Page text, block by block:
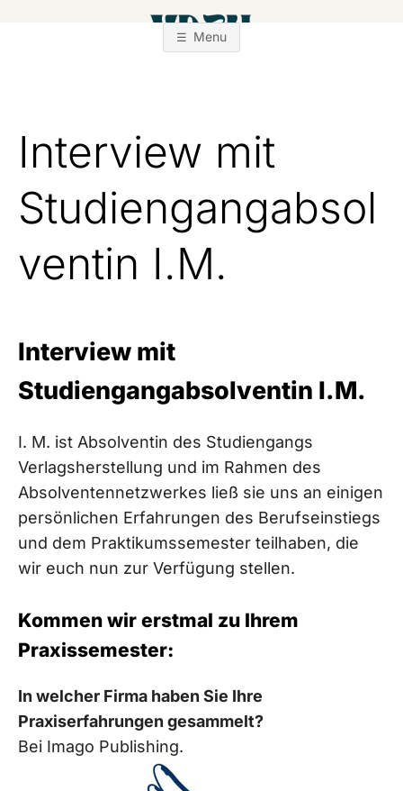
Menu
Interview mit
Studiengangabsol
ventin I.M.
Interview mit
Studiengangabsolventin I.M.
I. M. ist Absolventin des Studiengangs
Verlagsherstellung und im Rahmen des
Absolventennetzwerkes ließ sie uns an einigen
persönlichen Erfahrungen des Berufseinstiegs
und dem Praktikumssemester teilhaben, die
wir euch nun zur Verfügung stellen.
Kommen wir erstmal zu Ihrem
Praxissemester:
In welcher Firma haben Sie Ihre
Praxiserfahrungen gesammelt?
Bei Imago Publishing.